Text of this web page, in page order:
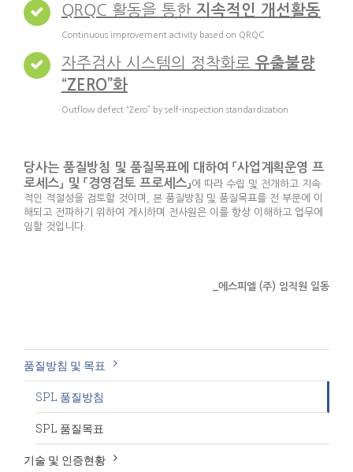
QRQC 활동을 통한 지속적인 개선활동
Continuous improvement activity based on QRQC
자주검사 시스템의 정착화로 유출불량
“ZERO”화
Outflow defect “Zero” by self-inspection standardization
당사는 품질방침 및 품질목표에 대하여 「사업계획운영 프
로세스」 및 「경영검토 프로세스」에 따라 수립 및 전개하고 지속
적인 적절성을 검토할 것이며, 본 품질방침 및 품질목표를 전 부문에 이
해되고 전파하기 위하여 게시하며 전사원은 이를 항상 이해하고 업무에
임할 것입니다.
_에스피엘 (주) 임직원 일동
품질방침 및 목표
SPL 품질방침
SPL 품질목표
기술 및 인증현황